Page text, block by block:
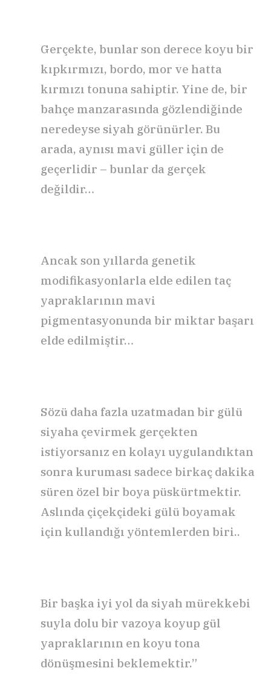
Gerçekte, bunlar son derece koyu bir
kıpkırmızı, bordo, mor ve hatta
kırmızı tonuna sahiptir. Yine de, bir
bahçe manzarasında gözlendiğinde
neredeyse siyah görünürler. Bu
arada, aynısı mavi güller için de
geçerlidir – bunlar da gerçek
değildir…
Ancak son yıllarda genetik
modifikasyonlarla elde edilen taç
yapraklarının mavi
pigmentasyonunda bir miktar başarı
elde edilmiştir…
Sözü daha fazla uzatmadan bir gülü
siyaha çevirmek gerçekten
istiyorsanız en kolayı uygulandıktan
sonra kuruması sadece birkaç dakika
süren özel bir boya püskürtmektir.
Aslında çiçekçideki gülü boyamak
için kullandığı yöntemlerden biri..
Bir başka iyi yol da siyah mürekkebi
suyla dolu bir vazoya koyup gül
yapraklarının en koyu tona
dönüşmesini beklemektir.”